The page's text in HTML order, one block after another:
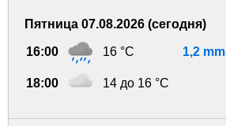
Пятница 07.08.2026 (сегодня)
16:00 16 °C 1,2 mm
18:00 14 до 16 °C